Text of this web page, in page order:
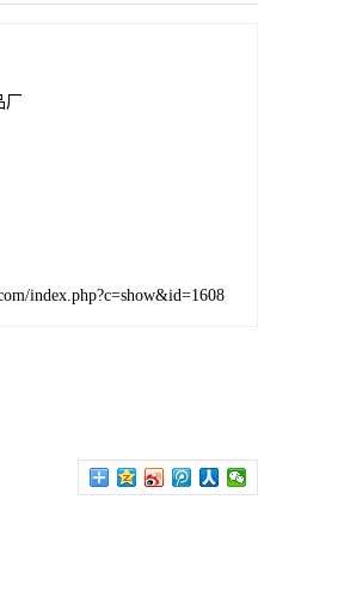
厂
index.php?c=show&id=1608